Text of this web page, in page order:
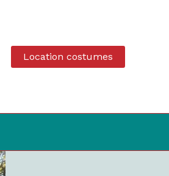
Location costumes